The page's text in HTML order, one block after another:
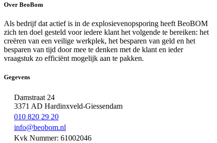
Over BeoBom
Als bedrijf dat actief is in de explosievenopsporing heeft BeoBOM
zich ten doel gesteld voor iedere klant het volgende te bereiken: het
creëren van een veilige werkplek, het besparen van geld en het
besparen van tijd door mee te denken met de klant en ieder
vraagstuk zo efficiënt mogelijk aan te pakken.
Gegevens
Damstraat 24
3371 AD Hardinxveld-Giessendam
010 820 29 20
info@beobom.nl
Kvk Nummer: 61002046